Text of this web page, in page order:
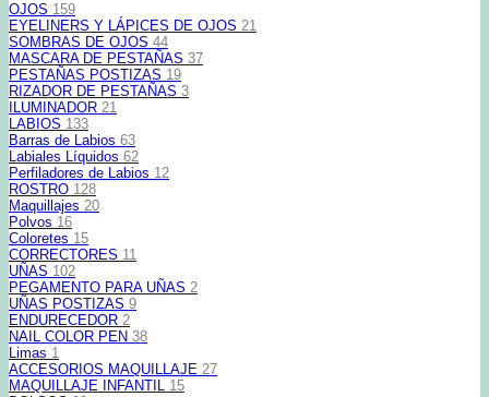
OJOS 159
EYELINERS Y LÁPICES DE OJOS 21
SOMBRAS DE OJOS 44
MASCARA DE PESTAÑAS 37
PESTAÑAS POSTIZAS 19
RIZADOR DE PESTAÑAS 3
ILUMINADOR 21
LABIOS 133
Barras de Labios 63
Labiales Líquidos 62
Perfiladores de Labios 12
ROSTRO 128
Maquillajes 20
Polvos 16
Coloretes 15
CORRECTORES 11
UÑAS 102
PEGAMENTO PARA UÑAS 2
UÑAS POSTIZAS 9
ENDURECEDOR 2
NAIL COLOR PEN 38
Limas 1
ACCESORIOS MAQUILLAJE 27
MAQUILLAJE INFANTIL 15